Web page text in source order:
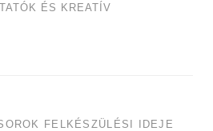
ÉS KREATÍV
FELKÉSZÜLÉSI IDEJE